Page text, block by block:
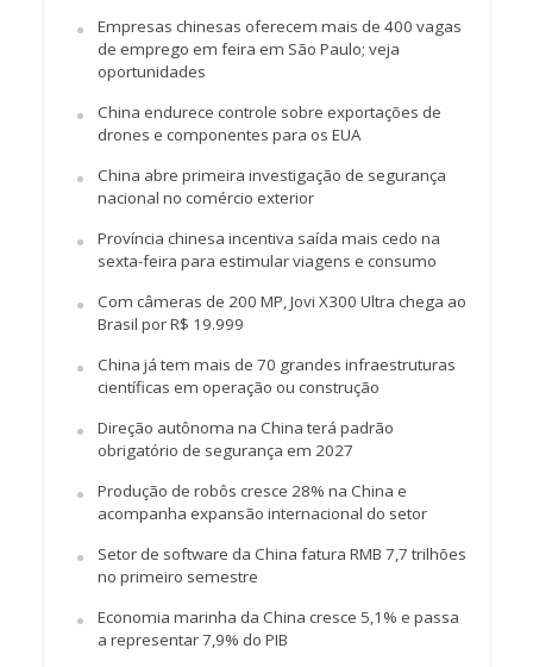
Empresas chinesas oferecem mais de 400 vagas
de emprego em feira em São Paulo; veja
oportunidades
China endurece controle sobre exportações de
drones e componentes para os EUA
China abre primeira investigação de segurança
nacional no comércio exterior
Província chinesa incentiva saída mais cedo na
sexta-feira para estimular viagens e consumo
Com câmeras de 200 MP, Jovi X300 Ultra chega ao
Brasil por R$ 19.999
China já tem mais de 70 grandes infraestruturas
científicas em operação ou construção
Direção autônoma na China terá padrão
obrigatório de segurança em 2027
Produção de robôs cresce 28% na China e
acompanha expansão internacional do setor
Setor de software da China fatura RMB 7,7 trilhões
no primeiro semestre
Economia marinha da China cresce 5,1% e passa
a representar 7,9% do PIB